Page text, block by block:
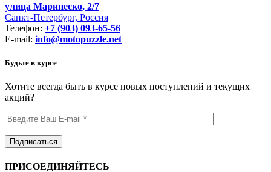
улица Маринеско, 2/7
Санкт-Петербург, Россия
Телефон: +7 (903) 093-65-56
E-mail: info@motopuzzle.net
Будьте в курсе
Хотите всегда быть в курсе новых поступлений и текущих
акций?
ПРИСОЕДИНЯЙТЕСЬ